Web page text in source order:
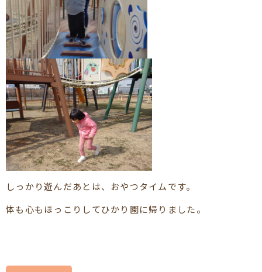
しっかり遊んだあとは、おやつタイムです。
体も心もほっこりしてひかり園に帰りました。